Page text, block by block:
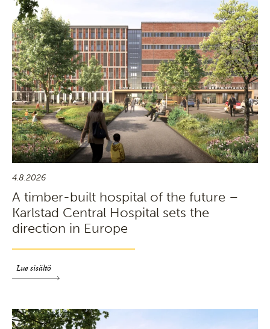
4.8.2026
A timber-built hospital of the future –
Karlstad Central Hospital sets the
direction in Europe
Lue sisältö